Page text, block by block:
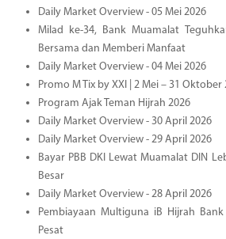
Daily Market Overview - 05 Mei 2026
Milad ke-34, Bank Muamalat
Bersama dan Memberi Manfaat
Daily Market Overview - 04 Mei 2026
Promo M Tix by XXI | 2 Mei – 31 Oktober
Program Ajak Teman Hijrah 2026
Daily Market Overview - 30 April 2026
Daily Market Overview - 29 April 2026
Bayar PBB DKI Lewat Muamalat DIN
Besar
Daily Market Overview - 28 April 2026
Pembiayaan Multiguna iB Hijrah
Pesat